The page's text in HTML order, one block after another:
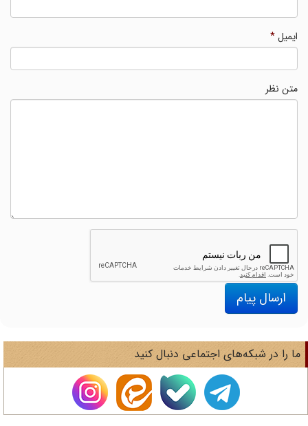
ایمیل*
متن نظر
ارسال پیام
را در شبکه‌های اجتماعی دنبال کنید